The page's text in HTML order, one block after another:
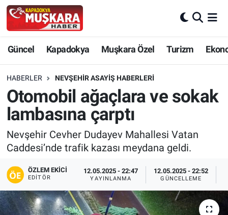
Güncel Kapadokya Muşkara Özel Turizm
HABERLER NEVŞEHIR ASAYIŞ HABERLERI
Otomobil ağaçlara ve sokak
lambasına çarptı
Nevşehir Cevher Dudayev Mahallesi Vatan
Caddesi’nde trafik kazası meydana geldi.
ÖZLEM EKICI
EDITÖR
12.05.2025 - 22:47
YAYINLANMA
12.05.2025 - 22:52
GÜNCELLEME
Güncel
SEÇİM
Muşkara Özel
Ekonomi
Kapadokya
Turizm
Nevşehir Hava Durumu
Nevşehir Trafik Yoğunluk Haritası
Süper Lig Puan Durumu ve Fikstür
Tüm Manşetler
Son Dakika Haberleri
Haber Arşivi